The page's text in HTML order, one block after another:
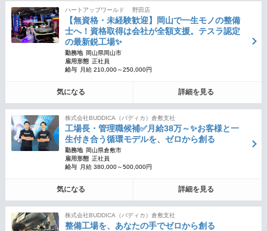
ハートアップワールド 野田店
【無資格・未経験歓迎】岡山で一生モノの整備
士へ！資格取得は会社が全額支援。テスラ認定
の最新鋭工場✨
勤務地 岡山県岡山市
雇用形態 正社員
給与
月給 210,000～250,000円
気になる 詳細を見る
株式会社BUDDICA（バディカ）倉敷支社
工場長・管理職候補✅月給38万～✨お客様と一
生付き合う循環モデルを、ゼロから創る
勤務地 岡山県倉敷市
雇用形態 正社員
給与
月給 380,000～500,000円
気になる 詳細を見る
株式会社BUDDICA（バディカ）倉敷支社
整備工場を、あなたの手でゼロから創る